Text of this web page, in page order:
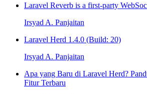
Laravel Reverb is a first-party
Irsyad A. Panjaitan
Laravel Herd 1.4.0 (Build: 20)
Irsyad A. Panjaitan
Apa yang Baru di Laravel Herd?
Fitur Terbaru